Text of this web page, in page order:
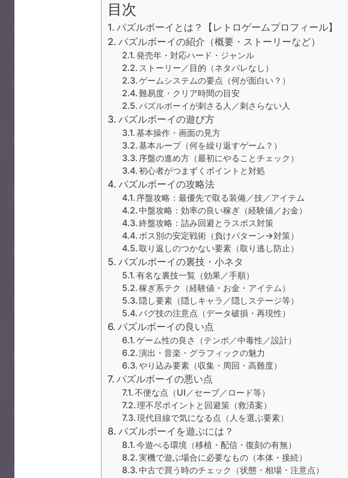
目次
パズルボーイとは？【レトロゲームプロフィール】
パズルボーイの紹介（概要・ストーリーなど）
発売年・対応ハード・ジャンル
ストーリー／目的（ネタバレなし）
ゲームシステムの要点（何が面白い？）
難易度・クリア時間の目安
パズルボーイが刺さる人／刺さらない人
パズルボーイの遊び方
基本操作・画面の見方
基本ループ（何を繰り返すゲーム？）
序盤の進め方（最初にやることチェック）
初心者がつまずくポイントと対処
パズルボーイの攻略法
序盤攻略：最優先で取る装備／技／アイテム
中盤攻略：効率の良い稼ぎ（経験値／お金）
終盤攻略：詰み回避とラスボス対策
ボス別の安定戦術（負けパターン→対策）
取り返しのつかない要素（取り逃し防止）
パズルボーイの裏技・小ネタ
有名な裏技一覧（効果／手順）
稼ぎ系テク（経験値・お金・アイテム）
隠し要素（隠しキャラ／隠しステージ等）
バグ技の注意点（データ破損・再現性）
パズルボーイの良い点
ゲーム性の良さ（テンポ／中毒性／設計）
演出・音楽・グラフィックの魅力
やり込み要素（収集・周回・高難度）
パズルボーイの悪い点
不便な点（UI／セーブ／ロード等）
理不尽ポイントと回避策（救済案）
現代目線で気になる点（人を選ぶ要素）
パズルボーイを遊ぶには？
今遊べる環境（移植・配信・復刻の有無）
実機で遊ぶ場合に必要なもの（本体・接続）
中古で買う時のチェック（状態・相場・注意点）